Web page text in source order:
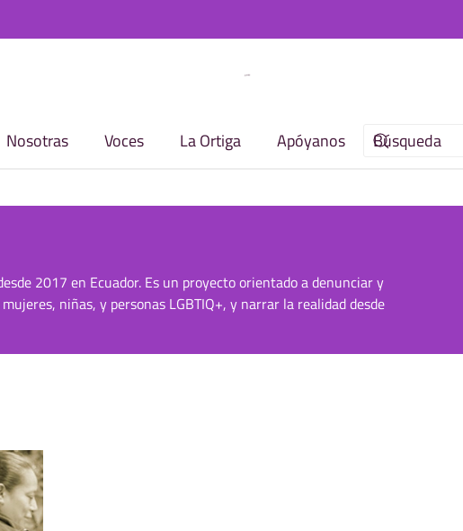
Nosotras Voces La Ortiga Apóyanos
2017 en Ecuador. Es un proyecto orientado a denunciar y
niñas, y personas LGBTIQ+, y narrar la realidad desde